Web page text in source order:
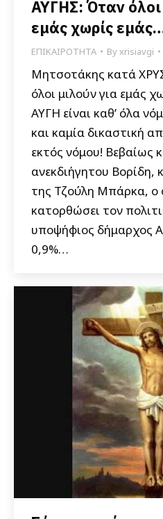
ΑΥΓΗΣ: Όταν όλοι
εμάς χωρίς
ΕΠΙΚΑΙΡΟΤΗΤΑ Byxrisiavgi
Μητσοτάκης κατά
όλοι μιλούν για εμάς
ΑΥΓΗ είναι καθ’ όλα
και καμία δικαστική
εκτός νόμου! Βεβαίως
ανεκδιήγητου Βορίδη,
της Τζούλη Μπάρκα, ο
κατορθώσει τον
υποψήφιος δήμαρχος
0,9%…